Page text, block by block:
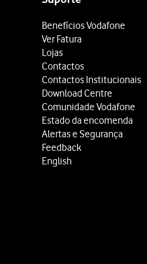
Benefícios Vodafone
Ver Fatura
Lojas
Contactos
Contactos Institucionais
Download Centre
Comunidade Vodafone
Estado da encomenda
Alertas e Segurança
Feedback
English